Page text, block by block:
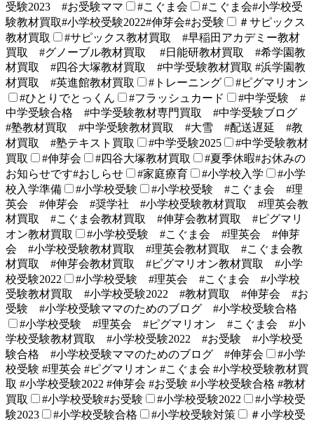
受験2023 #お受験ママ
#こぐま会
#こぐま会#小学校受
験教材買取#小学校受験2022#伸芽会#お受験
＃サピックス
教材買取
#サピックス教材買取 #早稲田アカデミー教材
買取 #グノーブル教材買取 #日能研教材買取 #希学園教
材買取 #四谷大塚教材買取 #中学受験教材買取 #浜学園教
材買取 #英進館教材買取
#トレーニング
#ピグマリオン
#ひとりでとっくん
#フラッシュカード
#中学受験 #
中学受験合格 #中学受験教材専門買取 #中学受験ブログ
#塾教材買取 #中学受験教材買取 #大雪 #配送遅延 #教
材買取 #塾テキスト買取
#中学受験2025
#中学受験教材
買取
#伸芽会 #四谷大塚教材買取
#夏季休暇#お休みの
お知らせです#おしらせ
#家庭療育 #小学校入学
#小学
校入学準備
#小学校受験
#小学校受験 #こぐま会 #理
英会 #伸芽会 #奨学社 #小学校受験教材買取 #理英会教
材買取 #こぐま会教材買取 #伸芽会教材買取 #ピグマリ
オン教材買取
#小学校受験 #こぐま会 #理英会 #伸芽
会 #小学校受験教材買取 #理英会教材買取 #こぐま会教
材買取 #伸芽会教材買取 #ピグマリオン教材買取 #小学
校受験2022
#小学校受験 #理英会 #こぐま会 #小学校
受験教材買取 #小学校受験2022 #教材買取 #伸芽会 #お
受験 #小学校受験ママのためのブログ #小学校受験合格
#小学校受験 #理英会 #ピグマリオン #こぐま会 #小
学校受験教材買取 #小学校受験2022 #お受験 #小学校受
験合格 #小学校受験ママのためのブログ #伸芽会
#小学
校受験 #理英会 #ピグマリオン #こぐま会 #小学校受験教材買
取 #小学校受験2022 #伸芽会 #お受験 #小学校受験合格 #教材
買取
#小学校受験#お受験 #小学校受験2022
#小学校受
験2023
#小学校受験合格 #小学校受験対策
＃小学校受